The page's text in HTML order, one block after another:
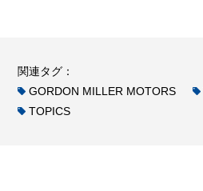
関連タグ：
GORDON MILLER MOTORS
TOPICS